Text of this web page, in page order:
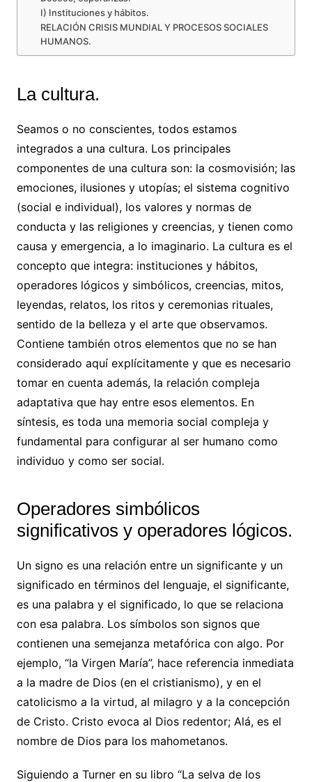
I) Instituciones y hábitos.
RELACIÓN CRISIS MUNDIAL Y PROCESOS SOCIALES
HUMANOS.
La cultura.
Seamos o no conscientes, todos estamos
integrados a una cultura. Los principales
componentes de una cultura son: la cosmovisión; las
emociones, ilusiones y utopías; el sistema cognitivo
(social e individual), los valores y normas de
conducta y las religiones y creencias, y tienen como
causa y emergencia, a lo imaginario. La cultura es el
concepto que integra: instituciones y hábitos,
operadores lógicos y simbólicos, creencias, mitos,
leyendas, relatos, los ritos y ceremonias rituales,
sentido de la belleza y el arte que observamos.
Contiene también otros elementos que no se han
considerado aquí explícitamente y que es necesario
tomar en cuenta además, la relación compleja
adaptativa que hay entre esos elementos. En
síntesis, es toda una memoria social compleja y
fundamental para configurar al ser humano como
individuo y como ser social.
Operadores simbólicos
significativos y operadores lógicos.
Un signo es una relación entre un significante y un
significado en términos del lenguaje, el significante,
es una palabra y el significado, lo que se relaciona
con esa palabra. Los símbolos son signos que
contienen una semejanza metafórica con algo. Por
ejemplo, “la Virgen María”, hace referencia inmediata
a la madre de Dios (en el cristianismo), y en el
catolicismo a la virtud, al milagro y a la concepción
de Cristo. Cristo evoca al Dios redentor; Alá, es el
nombre de Dios para los mahometanos.
Siguiendo a Turner en su libro “La selva de los